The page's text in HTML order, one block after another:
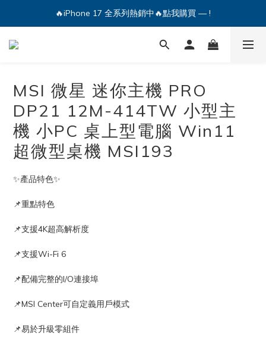
🔥iPhone 17 全系列熱銷中🔥點我購買 — !
💕加入Q哥 Line 新好友領優惠券！🎫
🔥iPhone 17 全系列熱銷中🔥點我購買 — !
MSI 微星 迷你主機 PRO
DP21 12M-414TW 小型主
機 小PC 桌上型電腦 Win11
超微型桌機 MSI193
✨產品特色✨
📌重點特色
📌支援4K超高解析度
📌支援Wi-Fi 6
📌配備完整的I/O連接埠
📌MSI Center可自定義用戶模式
📌易於升級零組件